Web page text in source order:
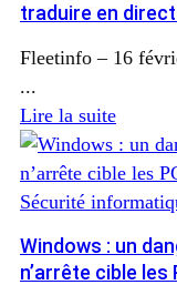
traduire en direct
Fleetinfo – 16
...
Lire la suite
Sécurité
Windows : un
n’arrête cible les